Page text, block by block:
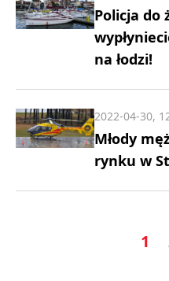
Policja do
na łodzi!
Młody
rynku w
2022-04-30,
1